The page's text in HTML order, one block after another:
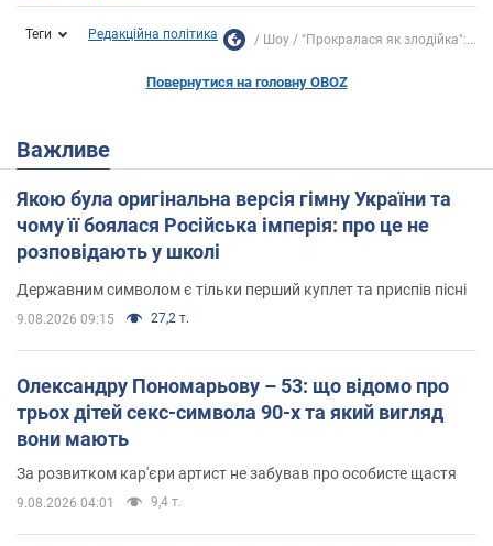
Теги Редакційна політика Шоу "Прокралася як злодійка":...
Повернутися на головну OBOZ
Важливе
Якою була оригінальна версія гімну України та
чому її боялася Російська імперія: про це не
розповідають у школі
Державним символом є тільки перший куплет та приспів пісні
9.08.2026 09:15 27,2 т.
Олександру Пономарьову – 53: що відомо про
трьох дітей секс-символа 90-х та який вигляд
вони мають
За розвитком кар'єри артист не забував про особисте щастя
9.08.2026 04:01 9,4 т.